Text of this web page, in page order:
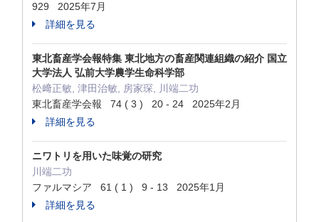
929 2025年7月
詳細を見る
東北畜産学会報特集 東北地方の畜産関連組織の紹介 国立
大学法人 弘前大学農学生命科学部
松﨑正敏, 津田治敏, 房家琛, 川端二功
東北畜産学会報 74 ( 3 ) 20 - 24 2025年2月
詳細を見る
ニワトリを用いた味覚の研究
川端二功
ファルマシア 61 ( 1 ) 9 - 13 2025年1月
詳細を見る